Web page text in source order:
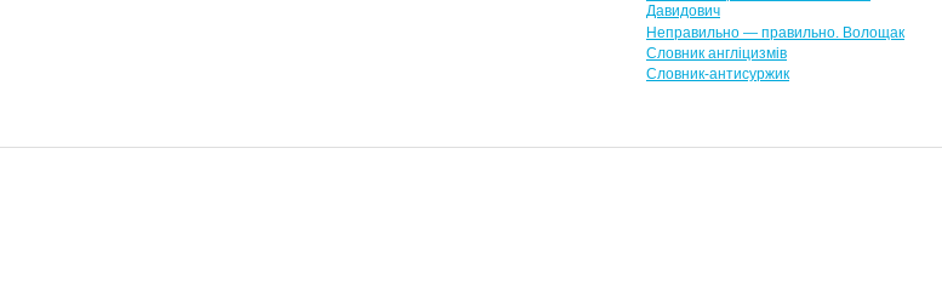
Давидович
Неправильно — правильно. Волощак
Словник англіцизмів
Словник-антисуржик